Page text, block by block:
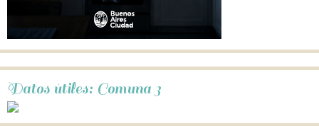
Datos útiles: Comuna 3